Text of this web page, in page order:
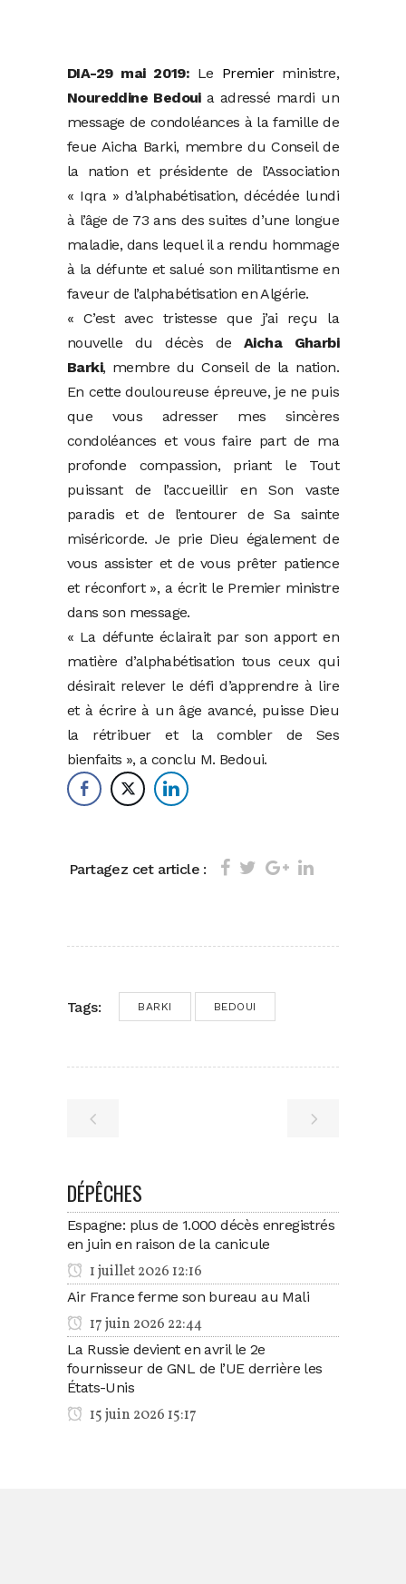
DIA-29 mai 2019: Le Premierministre,
Noureddine Bedouia adressé mardi un
message de condoléances à la famille de
feue Aicha Barki, membre du Conseil de
la nation et présidente de l’Association
« Iqra » d’alphabétisation, décédée lundi
à l’âge de 73 ans des suites d’une longue
maladie, dans lequel il a rendu hommage
à la défunte et salué son militantisme en
faveur de l’alphabétisation en Algérie.
« C’est avec tristesse que j’ai reçu la
nouvelle du décès deAicha Gharbi
Barki, membre du Conseil de la nation.
En cette douloureuse épreuve, je ne puis
que vous adresser mes sincères
condoléances et vous faire part de ma
profonde compassion, priant le Tout
puissant de l’accueillir en Son vaste
paradis et de l’entourer de Sa sainte
miséricorde. Je prie Dieu également de
vous assister et de vous prêter patience
et réconfort », a écrit le Premier ministre
dans son message.
« La défunte éclairait par son apport en
matière d’alphabétisation tous ceux qui
désirait relever le défi d’apprendre à lire
et à écrire à un âge avancé, puisse Dieu
la rétribuer et la combler de Ses
bienfaits », a conclu M. Bedoui.
Partagez cet article :
Tags: BARKI BEDOUI
DÉPÊCHES
Espagne: plus de 1.000 décès enregistrés
en juin en raison de la canicule
1 juillet 2026 12:16
Air France ferme son bureau au Mali
17 juin 2026 22:44
La Russie devient en avril le 2e
fournisseur de GNL de l’UE derrière les
États-Unis
15 juin 2026 15:17